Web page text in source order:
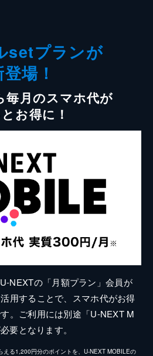
setプランが
場！
毎月のスマホ代が
お得に！
NEXTの「月額プラン」会員が
用することで、スマホ代がお得
。ご利用には別途「U-NEXT M
要となります。
える1,200円分のポイントを、U-NEXT MOBILEの